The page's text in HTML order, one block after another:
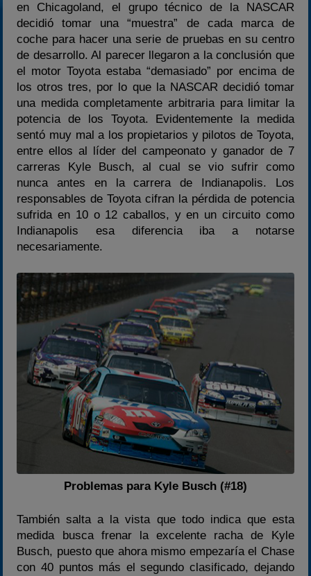
en Chicagoland, el grupo técnico de la NASCAR
decidió tomar una “muestra” de cada marca de
coche para hacer una serie de pruebas en su centro
de desarrollo. Al parecer llegaron a la conclusión que
el motor Toyota estaba “demasiado” por encima de
los otros tres, por lo que la NASCAR decidió tomar
una medida completamente arbitraria para limitar la
potencia de los Toyota. Evidentemente la medida
sentó muy mal a los propietarios y pilotos de Toyota,
entre ellos al líder del campeonato y ganador de 7
carreras Kyle Busch, al cual se vio sufrir como
nunca antes en la carrera de Indianapolis. Los
responsables de Toyota cifran la pérdida de potencia
sufrida en 10 o 12 caballos, y en un circuito como
Indianapolis esa diferencia iba a notarse
necesariamente.
Problemas para Kyle Busch (#18)
También salta a la vista que todo indica que esta
medida busca frenar la excelente racha de Kyle
Busch, puesto que ahora mismo empezaría el Chase
con 40 puntos más el segundo clasificado, dejando